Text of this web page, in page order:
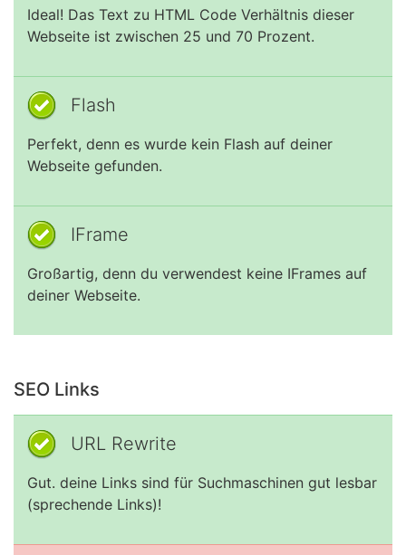
Ideal! Das Text zu HTML Code Verhältnis dieser
Webseite ist zwischen 25 und 70 Prozent.
Flash
Perfekt, denn es wurde kein Flash auf deiner
Webseite gefunden.
IFrame
Großartig, denn du verwendest keine IFrames auf
deiner Webseite.
SEO Links
URL Rewrite
Gut. deine Links sind für Suchmaschinen gut lesbar
(sprechende Links)!